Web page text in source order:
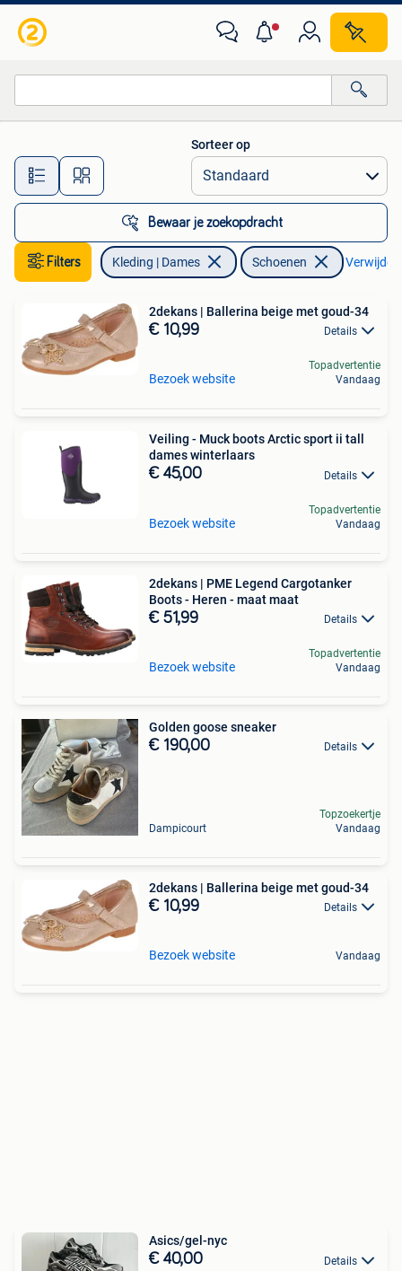
Alle afstanden…
Sorteer op
Bewaar je zoekopdracht
Filters Kleding | Dames Schoenen Verwijder
2dekans | Ballerina beige met goud-34
€ 10,99 Details
Bezoek website
Topadvertentie
Vandaag
Veiling - Muck boots Arctic sport ii tall
dames winterlaars
€ 45,00 Details
Bezoek website
Topadvertentie
Vandaag
2dekans | PME Legend Cargotanker
Boots - Heren - maat maat
€ 51,99 Details
Bezoek website
Topadvertentie
Vandaag
Golden goose sneaker
€ 190,00 Details
Dampicourt
Topzoekertje
Vandaag
2dekans | Ballerina beige met goud-34
€ 10,99 Details
Bezoek website Vandaag
Asics/gel-nyc
€ 40,00 Details